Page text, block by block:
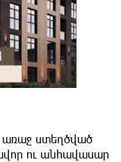
առաջ ստեղծված
ու անհավասար